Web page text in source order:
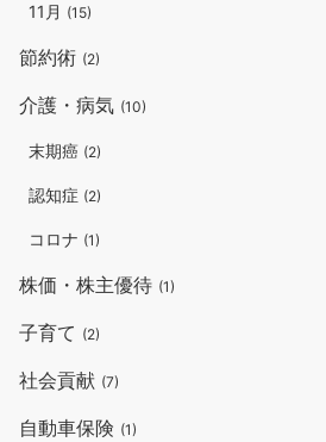
11月 (15)
節約術 (2)
介護・病気 (10)
末期癌 (2)
認知症 (2)
コロナ (1)
株価・株主優待 (1)
子育て (2)
社会貢献 (7)
自動車保険 (1)